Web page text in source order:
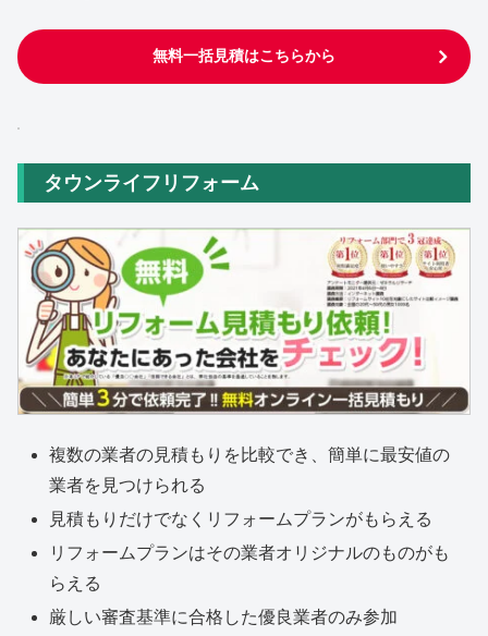
無料一括見積はこちらから
タウンライフリフォーム
複数の業者の見積もりを比較でき、簡単に最安値の
業者を見つけられる
見積もりだけでなくリフォームプランがもらえる
リフォームプランはその業者オリジナルのものがも
らえる
厳しい審査基準に合格した優良業者のみ参加